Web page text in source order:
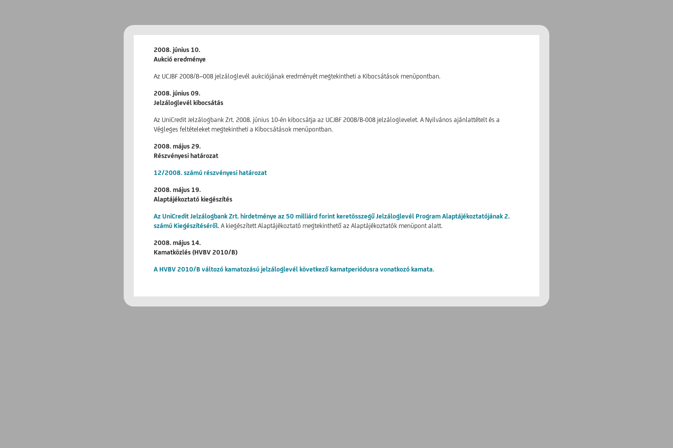
2008. június 10.
Aukció eredménye
Az UCJBF 2008/B−008 jelzáloglevél aukciójának eredményét megtekintheti a Kibocsátások menüpontban.
2008. június 09.
Jelzáloglevél kibocsátás
Az UniCredit Jelzálogbank Zrt. 2008. június 10-én kibocsátja az UCJBF 2008/B-008 jelzáloglevelet. A Nyilvános ajánlattételt és a
Végleges feltételeket megtekintheti a Kibocsátások menüpontban.
2008. május 29.
Részvényesi határozat
12/2008. számú részvényesi határozat
2008. május 19.
Alaptájékoztató kiegészítés
Az UniCredit Jelzálogbank Zrt. hirdetménye az 50 milliárd forint keretösszegű Jelzáloglevél Program Alaptájékoztatójának 2.
számú Kiegészítéséről. A kiegészített Alaptájékoztató megtekinthető az Alaptájékoztatók menüpont alatt.
2008. május 14.
Kamatközlés (HVBV 2010/B)
A HVBV 2010/B változó kamatozású jelzáloglevél következő kamatperiódusra vonatkozó kamata.